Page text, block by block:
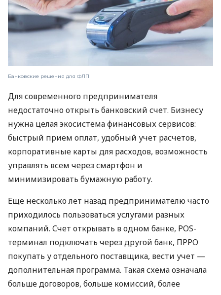
Банковские решения для ФЛП
Для современного предпринимателя
недостаточно открыть банковский счет. Бизнесу
нужна целая экосистема финансовых сервисов:
быстрый прием оплат, удобный учет расчетов,
корпоративные карты для расходов, возможность
управлять всем через смартфон и
минимизировать бумажную работу.
Еще несколько лет назад предпринимателю часто
приходилось пользоваться услугами разных
компаний. Счет открывать в одном банке, POS-
терминал подключать через другой банк, ПРРО
покупать у отдельного поставщика, вести учет —
дополнительная программа. Такая схема означала
больше договоров, больше комиссий, более